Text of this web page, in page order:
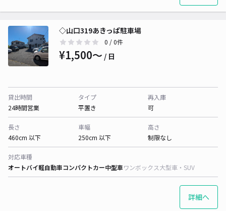
◇山口319あきっぱ駐車場
0 / 0件
¥1,500〜 / 日
貸出時間
24時間営業
タイプ
平置き
再入庫
可
長さ
460cm 以下
車幅
250cm 以下
高さ
制限なし
対応車種
オートバイ軽自動車コンパクトカー中型車ワンボックス大型車・SUV
詳細へ